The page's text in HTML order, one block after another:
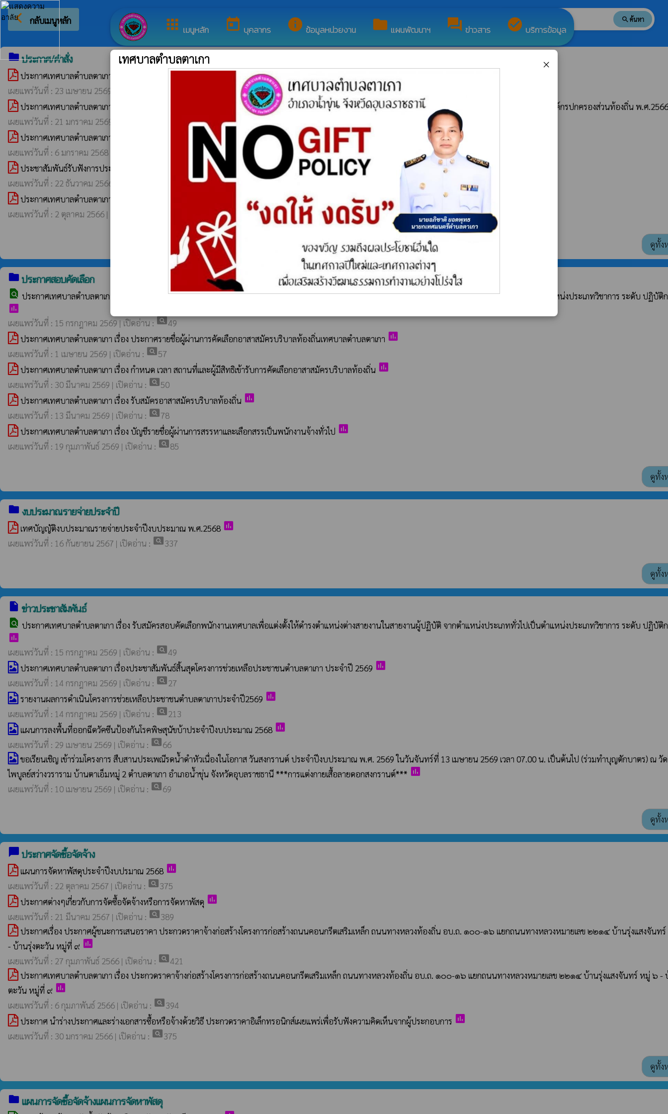
apps เมนูหลัก today บุคลากร info ข้อมูลหน่วยงาน folder แผนพัฒนาฯ forum ข่าวสาร check_circle บริการข้อมูล
arrow_back_ios กลับเมนูหลัก ยินดีต้อนรับสู่เว็บไซต์ของ เทศบาลตำบลตาเกา search search ค้นหา
folderประกาศ/คำสั่ง
ประกาศเทศบาลตำบลตาเกา เรื่อง ประกาศรายชื่อผู้ที่ได้รับคัดเลือกพนักงานดีเด่นในวันเทศบาล ประจำปี พ.ศ.2569
เผยแพร่วันที่ : 23 เมษายน 2569 | เปิดอ่าน :
ประกาศเทศบาลตำบลตาเกา เรื่อง ประกาศรายชื่อผู้ได้รับความช่วยเหลือตามระเบียบกระทรวงมหาดไทยว่าด้วยค่าใช้จ่ายเพื่อช่วยเหลือประชาชนตามอำนาจหน้าที่ขององค์กรปกครองส่วนท้องถิ่น พ.ศ.2566
เผยแพร่วันที่ : 21 มกราคม 2569 | เปิดอ่าน :
ประกาศเทศบาลตำบลตาเกา เรื่องขยายกำหนดเวลาดำเนินการตามพระราชบัญญัติภาษีที่ดิน และสิ่งปลูกสร้าง พ.ศ.2562 ประจำปี พ.ศ.2568
เผยแพร่วันที่ : 6 มกราคม 2568 | เปิดอ่าน :
ประชาสัมพันธ์รับฟังการประชุมสภาเทศบาลตำบลตาเกา สมัยสามัญ สมัยที่ 4 /2565poll
เผยแพร่วันที่ : 22 ธันวาคม 2566 | เปิดอ่าน :
ประกาศเทศบาลตำบลตาเกา เรื่อง หลักเกณฑ์การลาของพนักงานจ้างตามภารกิจและพนักงานจ้างทั่วไป ประจำปีงบประมาณ พ.ศ. 2567
เผยแพร่วันที่ : 2 ตุลาคม 2566 | เปิดอ่าน :
ดูทั้ง
folder ประกาศสอบคัดเลือก
find_in_page ประกาศเทศบาลตำบลตาเกา เรื่อง รับสมัครสอบคัดเลือกพนักงานเทศบาลเพื่อแต่งตั้งให้ดำรงตำแหน่งต่างสายงานในสายงานผู้ปฏิบัติ จากตำแหน่งประเภททั่วไปเป็นตำแหน่งประเภทวิชาการ ระดับ ปฏิบัติ
poll
เผยแพร่วันที่ : 15 กรกฎาคม 2569 | เปิดอ่าน : pageview49
ประกาศเทศบาลตำบลตาเกา เรื่อง ประกาศรายชื่อผู้ผ่านการคัดเลือกอาสาสมัครบริบาลท้องถิ่นเทศบาลตำบลตาเกา poll
เผยแพร่วันที่ : 1 เมษายน 2569 | เปิดอ่าน : pageview57
ประกาศเทศบาลตำบลตาเกา เรื่อง กำหนด เวลา สถานที่และผู้มีสิทธิเข้ารับการคัดเลือกอาสาสมัครบริบาลท้องถิ่น poll
เผยแพร่วันที่ : 30 มีนาคม 2569 | เปิดอ่าน : pageview50
ประกาศเทศบาลตำบลตาเกา เรื่อง รับสมัครอาสาสมัครบริบาลท้องถิ่น poll
เผยแพร่วันที่ : 13 มีนาคม 2569 | เปิดอ่าน : pageview78
ประกาศเทศบาลตำบลตาเกา เรื่อง บัญชีรายชื่อผู้ผ่านการสรรหาและเลือกสรรเป็นพนักงานจ้างทั่วไป poll
เผยแพร่วันที่ : 19 กุมภาพันธ์ 2569 | เปิดอ่าน : pageview85
ดูทั้ง
folder งบประมาณรายจ่ายประจำปี
เทศบัญญัติงบประมาณรายจ่ายประจำปีงบประมาณ พ.ศ.2568 poll
เผยแพร่วันที่ : 16 กันยายน 2567 | เปิดอ่าน : pageview337
ดูทั้ง
insert_drive_file ข่าวประชาสัมพันธ์
find_in_page ประกาศเทศบาลตำบลตาเกา เรื่อง รับสมัครสอบคัดเลือกพนักงานเทศบาลเพื่อแต่งตั้งให้ดำรงตำแหน่งต่างสายงานในสายงานผู้ปฏิบัติ จากตำแหน่งประเภททั่วไปเป็นตำแหน่งประเภทวิชาการ ระดับ ปฏิบัติ
poll
เผยแพร่วันที่ : 15 กรกฎาคม 2569 | เปิดอ่าน : pageview49
ประกาศเทศบาลตำบลตาเกา เรื่องประชาสัมพันธ์สิ้นสุดโครงการช่วยเหลือประชาชนตำบลตาเกา ประจำปี 2569 poll
เผยแพร่วันที่ : 14 กรกฎาคม 2569 | เปิดอ่าน : pageview27
รายงานผลการดำเนินโครงการช่วยเหลือประชาชนตำบลตาเกาประจำปี2569 poll
เผยแพร่วันที่ : 14 กรกฎาคม 2569 | เปิดอ่าน : pageview213
แผนการลงพื้นที่ออกฉีดวัคซีนป้องกันโรคพิษสุนัขบ้าประจำปีงบประมาณ 2568 poll
เผยแพร่วันที่ : 29 เมษายน 2569 | เปิดอ่าน : pageview66
ขอเรียนเชิญ เข้าร่วมโครงการ สืบสานประเพณีรดน้ำดำหัวเนื่องในโอกาส วันสงกรานต์ ประจำปีงบประมาณ พ.ศ. 2569 ในวันจันทร์ที่ 13 เมษายน 2569 เวลา 07.00 น. เป็นต้นไป (ร่วมทำบุญตักบาตร) ณ วั
ไพบูลย์สว่างวราราม บ้านตาเอ็มหมู่ 2 ตำบลตาเกา อำเภอน้ำขุ่น จังหวัดอุบลราชธานี ***การแต่งกายเสื้อลายดอกสงกรานต์*** poll
เผยแพร่วันที่ : 10 เมษายน 2569 | เปิดอ่าน : pageview69
ดูทั้ง
chat_bubble ประกาศจัดซื้อจัดจ้าง
แผนการจัดหาพัสดุประจำปีงบปรมาณ 2568 poll
เผยแพร่วันที่ : 22 ตุลาคม 2567 | เปิดอ่าน : pageview375
ประกาศต่างๆเกี่ยวกับการจัดซื้อจัดจ้างหรือการจัดหาพัสดุ poll
เผยแพร่วันที่ : 21 มีนาคม 2567 | เปิดอ่าน : pageview389
ประกาศเรื่อง ประกาศผู้ชนะการเสนอราคา ประกวดราคาจ้างก่อสร้างโครงการก่อสร้างถนนคอนกรีตเสริมเหล็ก ถนนทางหลวงท้องถิ่น อบ.ถ. ๑๐๐-๑๖ แยกถนนทางหลวงหมายเลข ๒๒๑๔ บ้านรุ่งแสงจันท
- บ้านรุ่งตะวัน หมู่ที่ ๙ poll
เผยแพร่วันที่ : 27 กุมภาพันธ์ 2566 | เปิดอ่าน : pageview421
ประกาศเทศบาลตำบลตาเกา เรื่อง ประกวดราคาจ้างก่อสร้างโครงการก่อสร้างถนนคอนกรีตเสริมเหล็ก ถนนทางหลวงท้องถิ่น อบ.ถ. ๑๐๐-๑๖ แยกถนนทางหลวงหมายเลข ๒๒๑๔ บ้านรุ่งแสงจันทร์ หมู่ ๖ -
ตะวัน หมู่ที่ ๙ poll
เผยแพร่วันที่ : 6 กุมภาพันธ์ 2566 | เปิดอ่าน : pageview394
ประกาศ นําร่างประกาศและร่างเอกสารซื้อหรือจ้างด้วยวิธี ประกวดราคาอิเล็กทรอนิกส์เผยแพร่เพื่อรับฟังความคิดเห็นจากผู้ประกอบการ poll
เผยแพร่วันที่ : 30 มกราคม 2566 | เปิดอ่าน : pageview375
ดูทั้ง
folder แผนการจัดซื้อจัดจ้างแผนการจัดหาพัสดุ
×
เทศบาลตำบลตาเกา